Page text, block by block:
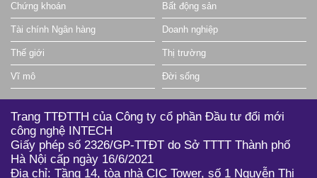
Chứng khoán Bất động sản
Tài chính Ngân hàng Doanh nghiệp
Thế giới Thị trường
Vĩ mô Đời sống
Trang TTĐTTH của Công ty cổ phần Đầu tư đổi mới
công nghệ INTECH
Giấy phép số 2326/GP-TTĐT do Sở TTTT Thành phố
Hà Nội cấp ngày 16/6/2021
Địa chỉ: Tầng 14, tòa nhà CIC Tower, số 1 Nguyễn Thị